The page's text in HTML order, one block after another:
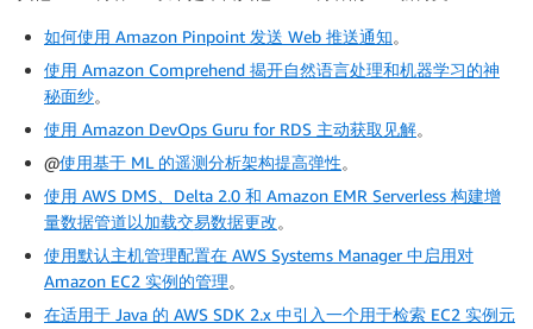
如何使用 Amazon Pinpoint 发送 Web 推送通知。
使用 Amazon Comprehend 揭开自然语言处理和机器学习的神
秘面纱。
使用 Amazon DevOps Guru for RDS 主动获取见解。
@使用基于 ML 的遥测分析架构提高弹性。
使用 AWS DMS、Delta 2.0 和 Amazon EMR Serverless 构建增
量数据管道以加载交易数据更改。
使用默认主机管理配置在 AWS Systems Manager 中启用对
Amazon EC2 实例的管理。
在适用于 Java 的 AWS SDK 2.x 中引入一个用于检索 EC2 实例元